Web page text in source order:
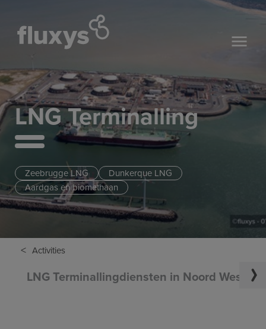
Zeebrugge LNG
Dunkerque LNG
Aardgas en biomethaan
LNG Terminalling
< Activities
LNG Terminallingdiensten in Noord West